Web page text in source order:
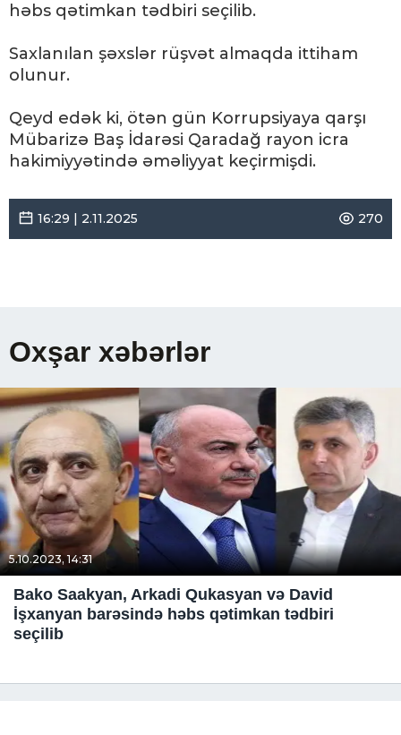
həbs qətimkan tədbiri seçilib.
Saxlanılan şəxslər rüşvət almaqda ittiham
olunur.
Qeyd edək ki, ötən gün Korrupsiyaya qarşı
Mübarizə Baş İdarəsi Qaradağ rayon icra
hakimiyyətində əməliyyat keçirmişdi.
16:29 | 2.11.2025 270
Oxşar xəbərlər
5.10.2023, 14:31
Bako Saakyan, Arkadi Qukasyan və David
İşxanyan barəsində həbs qətimkan tədbiri
seçilib